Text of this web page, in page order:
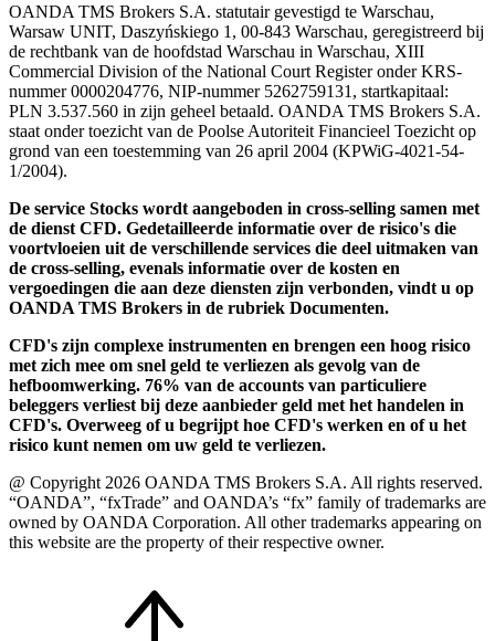
OANDA TMS Brokers S.A. statutair gevestigd te Warschau,
Warsaw UNIT, Daszyńskiego 1, 00-843 Warschau, geregistreerd bij
de rechtbank van de hoofdstad Warschau in Warschau, XIII
Commercial Division of the National Court Register onder KRS-
nummer 0000204776, NIP-nummer 5262759131, startkapitaal:
PLN 3.537.560 in zijn geheel betaald. OANDA TMS Brokers S.A.
staat onder toezicht van de Poolse Autoriteit Financieel Toezicht op
grond van een toestemming van 26 april 2004 (KPWiG-4021-54-
1/2004).
De service Stocks wordt aangeboden in cross-selling samen met
de dienst CFD. Gedetailleerde informatie over de risico's die
voortvloeien uit de verschillende services die deel uitmaken van
de cross-selling, evenals informatie over de kosten en
vergoedingen die aan deze diensten zijn verbonden, vindt u op
OANDA TMS Brokers in de rubriek Documenten.
CFD's zijn complexe instrumenten en brengen een hoog risico
met zich mee om snel geld te verliezen als gevolg van de
hefboomwerking. 76% van de accounts van particuliere
beleggers verliest bij deze aanbieder geld met het handelen in
CFD's. Overweeg of u begrijpt hoe CFD's werken en of u het
risico kunt nemen om uw geld te verliezen.
@ Copyright 2026 OANDA TMS Brokers S.A. All rights reserved.
“OANDA”, “fxTrade” and OANDA’s “fx” family of trademarks are
owned by OANDA Corporation. All other trademarks appearing on
this website are the property of their respective owner.